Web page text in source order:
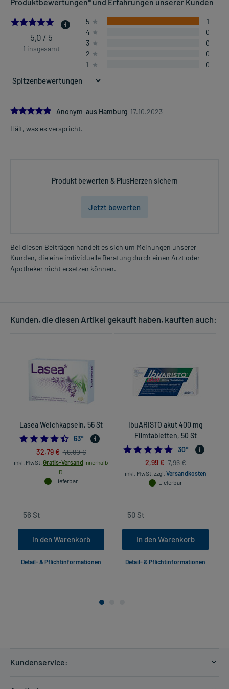
5.0
5,0 / 5
1 insgesamt
5
1
4
0
3
0
2
0
1
0
5.0Anonym aus Hamburg 17.10.2023
Hält, was es verspricht.
Produkt bewerten & PlusHerzen sichern
Jetzt bewerten
Bei diesen Beiträgen handelt es sich um Meinungen unserer
Kunden, die eine individuelle Beratung durch einen Arzt oder
Apotheker nicht ersetzen können.
Kunden, die diesen Artikel gekauft haben, kauften auch:
Lasea Weichkapseln, 56 St
4.507936507936508
63*
32,79 € 46,90 €
inkl. MwSt. Gratis-Versand innerhalb
D.
Lieferbar
In den Warenkorb
Detail- & Pflichtinformationen
IbuARISTO akut 400 mg
Filmtabletten, 50 St
5.0
30*
2,99 € 7,96 €
inkl. MwSt. zzgl. Versandkosten
Lieferbar
In den Warenkorb
Detail- & Pflichtinformationen
Kundenservice: